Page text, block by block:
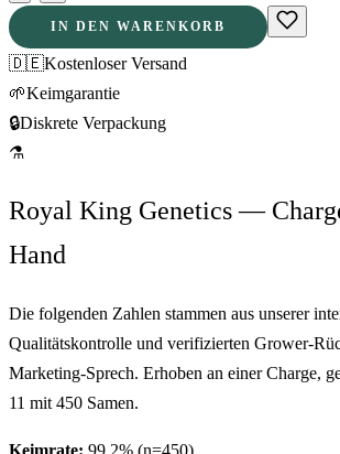
IN DEN WARENKORB
🇩🇪Kostenloser Versand
🌱Keimgarantie
🔒Diskrete Verpackung
⚗
Royal King Genetics —
Hand
Die folgenden Zahlen stammen aus unserer
Qualitätskontrolle und verifizierten Grower-
Marketing-Sprech. Erhoben an einer Charge,
11 mit 450 Samen.